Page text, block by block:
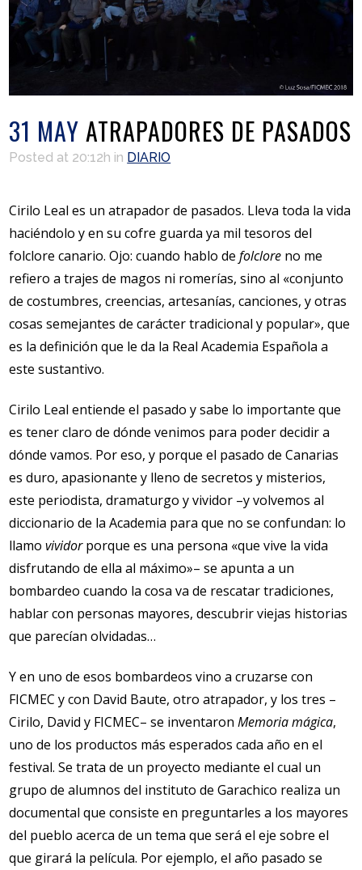
31 MAY ATRAPADORES DE PASADOS
Posted at 20:12h in DIARIO
Cirilo Leal es un atrapador de pasados. Lleva toda la vida
haciéndolo y en su cofre guarda ya mil tesoros del
folclore canario. Ojo: cuando hablo defolclore no me
refiero a trajes de magos ni romerías, sino al «conjunto
de costumbres, creencias, artesanías, canciones, y otras
cosas semejantes de carácter tradicional y popular», que
es la definición que le da la Real Academia Española a
este sustantivo.
Cirilo Leal entiende el pasado y sabe lo importante que
es tener claro de dónde venimos para poder decidir a
dónde vamos. Por eso, y porque el pasado de Canarias
es duro, apasionante y lleno de secretos y misterios,
este periodista, dramaturgo y vividor –y volvemos al
diccionario de la Academia para que no se confundan: lo
llamovividorporque es una persona «que vive la vida
disfrutando de ella al máximo»– se apunta a un
bombardeo cuando la cosa va de rescatar tradiciones,
hablar con personas mayores, descubrir viejas historias
que parecían olvidadas…
Y en uno de esos bombardeos vino a cruzarse con
FICMEC y con David Baute, otro atrapador, y los tres –
Cirilo, David y FICMEC– se inventaronMemoria mágica,
uno de los productos más esperados cada año en el
festival. Se trata de un proyecto mediante el cual un
grupo de alumnos del instituto de Garachico realiza un
documental que consiste en preguntarles a los mayores
del pueblo acerca de un tema que será el eje sobre el
que girará la película. Por ejemplo, el año pasado se